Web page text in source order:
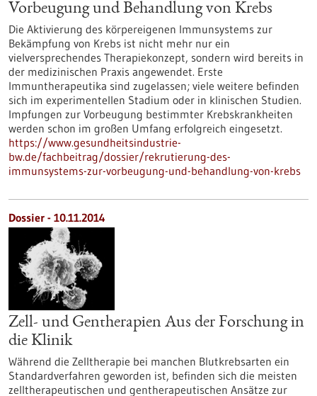
Vorbeugung und Behandlung von Krebs
Die Aktivierung des körpereigenen Immunsystems zur
Bekämpfung von Krebs ist nicht mehr nur ein
vielversprechendes Therapiekonzept, sondern wird bereits in
der medizinischen Praxis angewendet. Erste
Immuntherapeutika sind zugelassen; viele weitere befinden
sich im experimentellen Stadium oder in klinischen Studien.
Impfungen zur Vorbeugung bestimmter Krebskrankheiten
werden schon im großen Umfang erfolgreich eingesetzt.
https://www.gesundheitsindustrie-
bw.de/fachbeitrag/dossier/rekrutierung-des-
immunsystems-zur-vorbeugung-und-behandlung-von-krebs
Dossier - 10.11.2014
Zell- und Gentherapien Aus der Forschung in
die Klinik
Während die Zelltherapie bei manchen Blutkrebsarten ein
Standardverfahren geworden ist, befinden sich die meisten
zelltherapeutischen und gentherapeutischen Ansätze zur